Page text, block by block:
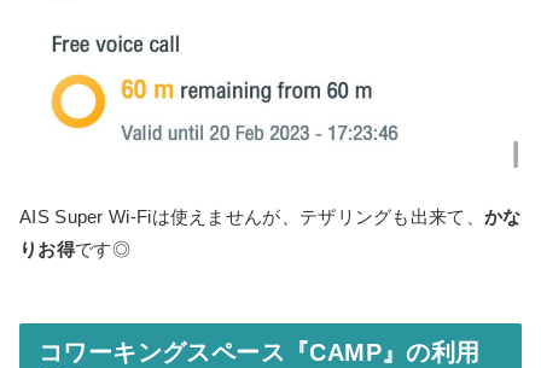
AIS Super Wi-Fiは使えませんが、テザリングも出来て、 かな
りお得です◎
コワーキングスペース『CAMP』の利用